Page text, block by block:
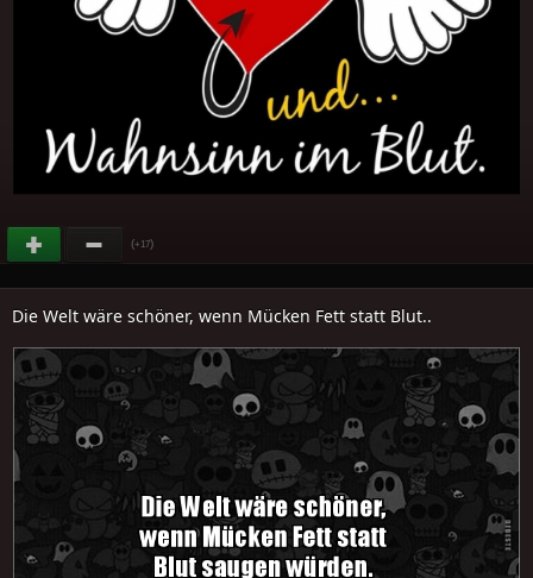
(+17)
Die Welt wäre schöner, wenn Mücken Fett statt Blut..